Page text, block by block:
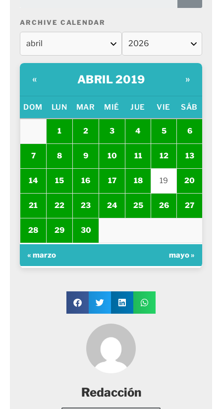
ARCHIVE CALENDAR
« ABRIL 2019 »
DOM LUN MAR MIÉ JUE VIE SÁB
1 2 3 4 5 6
7 8 9 10 11 12 13
14 15 16 17 18 19 20
21 22 23 24 25 26 27
28 29 30
« marzo mayo »
Redacción